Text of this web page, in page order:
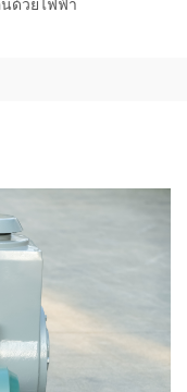
ด้วยไฟฟ้า